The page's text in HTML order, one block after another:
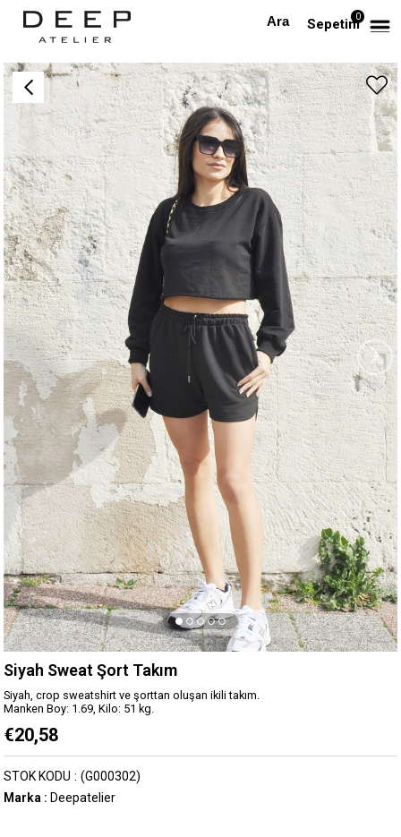
Sepetim0
Anasayfa Siyah Sweat Şort Takım
›
Siyah Sweat Şort Takım
Siyah, crop sweatshirt ve şorttan oluşan ikili takım.
Manken Boy: 1.69, Kilo: 51 kg.
€20,58
(G000302)
STOK KODU
Marka : Deepatelier